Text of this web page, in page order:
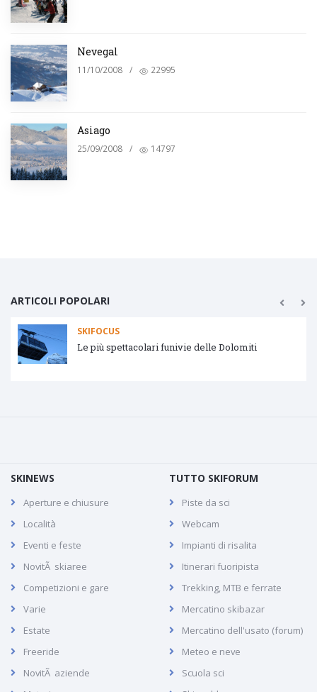
Nevegal
11/10/2008 / 22995
Asiago
25/09/2008 / 14797
ARTICOLI POPOLARI
SKIFOCUS
Le più spettacolari funivie delle Dolomiti
SKINEWS
Aperture e chiusure
Località
Eventi e feste
NovitÃ skiaree
Competizioni e gare
Varie
Estate
Freeride
NovitÃ aziende
TUTTO SKIFORUM
Piste da sci
Webcam
Impianti di risalita
Itinerari fuoripista
Trekking, MTB e ferrate
Mercatino skibazar
Mercatino dell'usato (forum)
Meteo e neve
Scuola sci